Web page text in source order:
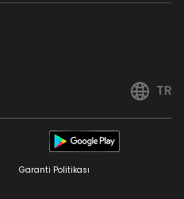
TR
Garanti Politikası